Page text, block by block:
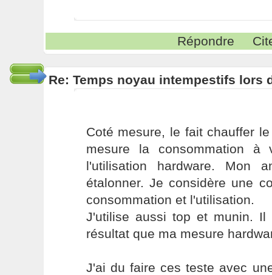
Répondre
Re: Temps noyau intempestifs lors
Coté mesure, le fait chauffer
mesure la consommation
l'utilisation hardware. Mon
étalonner. Je considère une
consommation et l'utilisation.
J'utilise aussi top et munin. Il
résultat que ma mesure
J'ai du faire ces teste avec